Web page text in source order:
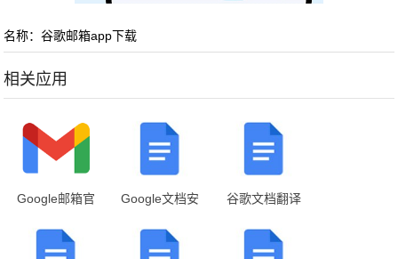
名称：谷歌邮箱app下载
相关应用
Google邮箱官
Google文档安
谷歌文档翻译